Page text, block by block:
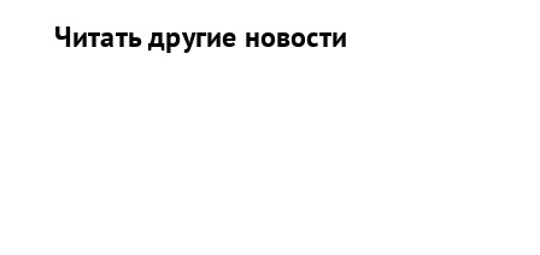
Читать другие новости